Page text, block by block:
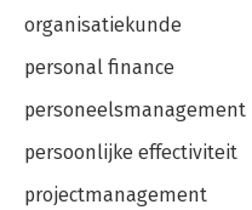
organisatiekunde
personal finance
personeelsmanagement
persoonlijke effectiviteit
projectmanagement